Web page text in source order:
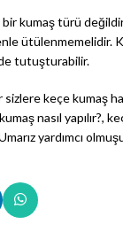
kumaş türü
tutuşturabilir.
sizlere keçe kumaş
nasıl yapılır?,
yardımcı